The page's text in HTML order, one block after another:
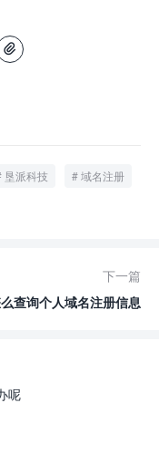

垦派科技 域名注册
下一篇
查询个人域名注册信息
呢